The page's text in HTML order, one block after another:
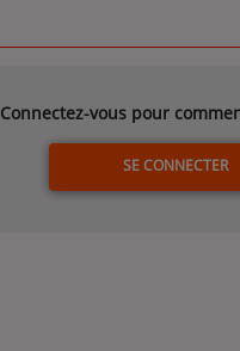
Connectez-vous pour
SE CONNECTER